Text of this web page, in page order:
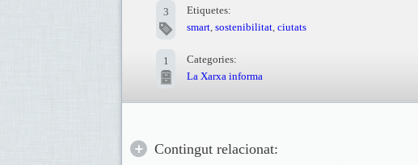
3
Etiquetes:
smart sostenibilitat ciutats
1
Categories:
La Xarxa informa
Contingut relacionat: